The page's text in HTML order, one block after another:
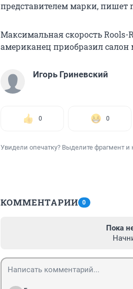
представителем марки, пишет
Максимальная скорость Rools-
американец приобразил
Игорь Гриневский
0 0
Увидели опечатку? Выделите фрагмент и
КОММЕНТАРИИ 0
Пока